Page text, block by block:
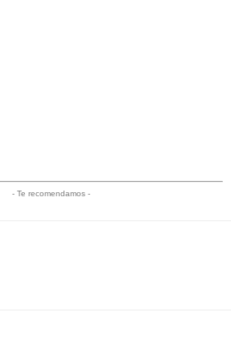
- Te recomendamos -